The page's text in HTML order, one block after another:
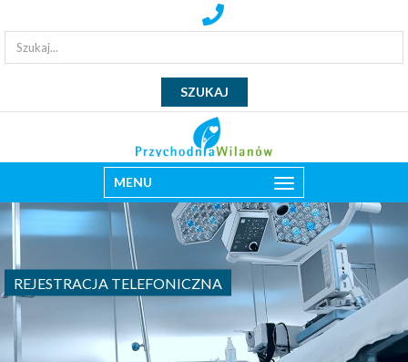
MENU
REJESTRACJA TELEFONICZNA